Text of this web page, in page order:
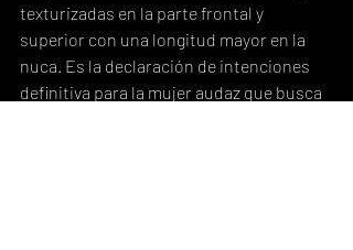
texturizadas en la parte frontal y
superior con una longitud mayor en la
nuca. Es la declaración de intenciones
definitiva para la mujer audaz que busca